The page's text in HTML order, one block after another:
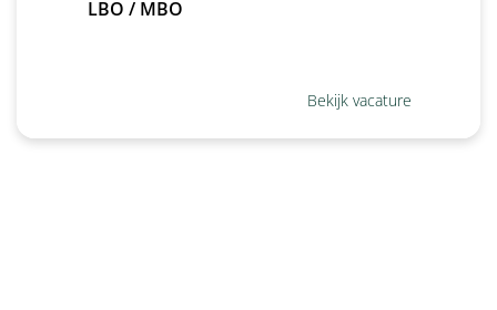
LBO / MBO
Bekijk vacature